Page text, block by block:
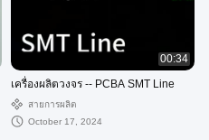
00:34
เครื่องผลิตวงจร -- PCBA SMT Line
สายการผลิต
October 17, 2024